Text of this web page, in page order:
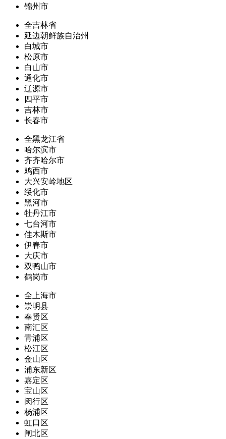
锦州市
全吉林省
延边朝鲜族自治州
白城市
松原市
白山市
通化市
辽源市
四平市
吉林市
长春市
全黑龙江省
哈尔滨市
齐齐哈尔市
鸡西市
大兴安岭地区
绥化市
黑河市
牡丹江市
七台河市
佳木斯市
伊春市
大庆市
双鸭山市
鹤岗市
全上海市
崇明县
奉贤区
南汇区
青浦区
松江区
金山区
浦东新区
嘉定区
宝山区
闵行区
杨浦区
虹口区
闸北区